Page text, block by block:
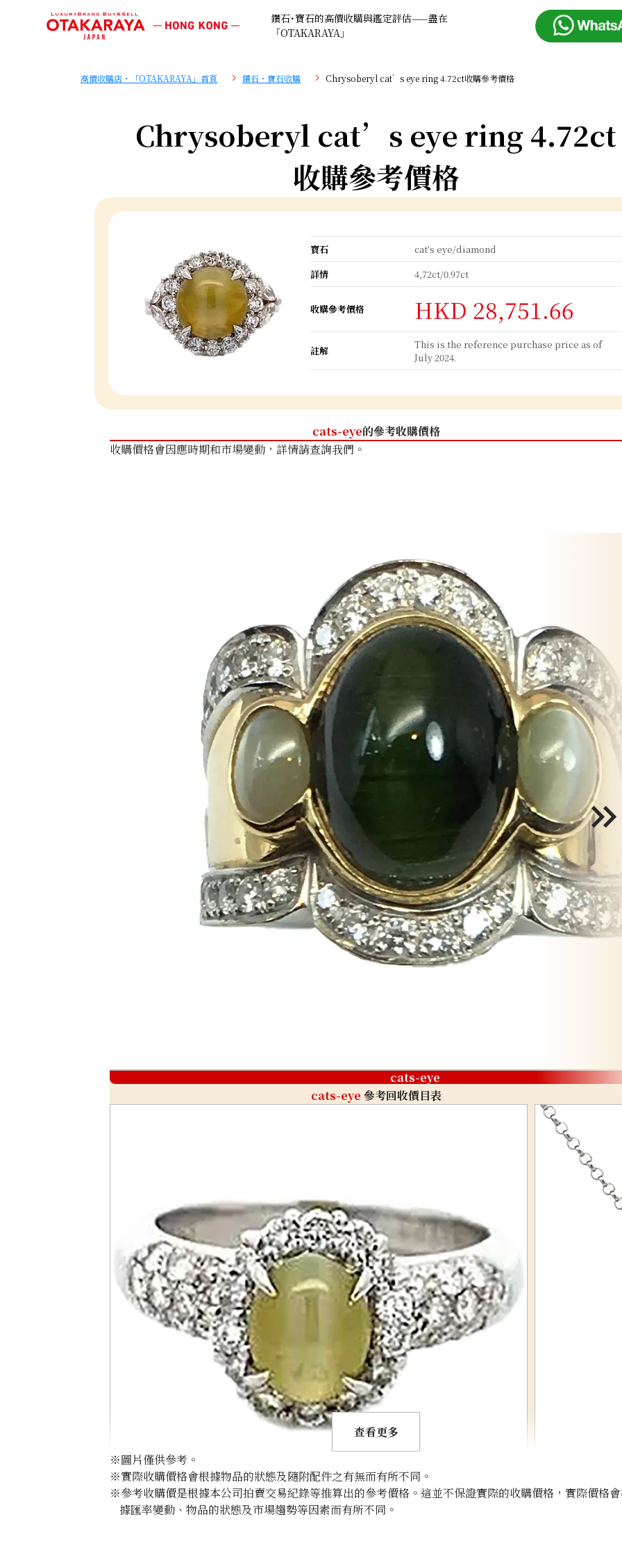
鑽石･寶石的高價收購與鑑定評估——盡在
「OTAKARAYA」
高價收購店・「OTAKARAYA」首頁 鑽石・寶石收購 Chrysoberyl cat’s eye ring 4.72ct收購參考價格
Chrysoberyl cat’s eye ring 4.72ct
收購參考價格
寶石
cat's eye/diamond
詳情
4,72ct/0.97ct
收購參考價格 HKD 28,751.66
註解
This is the reference purchase price as of
July 2024.
cats-eye的參考收購價格
收購價格會因應時期和市場變動，詳情請查詢我們。
cats-eye
cats-eye 參考回收價目表
查看更多
※圖片僅供參考。
※實際收購價格會根據物品的狀態及隨附配件之有無而有所不同。
※參考收購價是根據本公司拍賣交易紀錄等推算出的參考價格。這並不保證實際的收購價格，實際價格
據匯率變動、物品的狀態及市場趨勢等因素而有所不同。